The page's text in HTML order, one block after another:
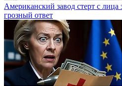
Американский завод стерт с
грозный ответ